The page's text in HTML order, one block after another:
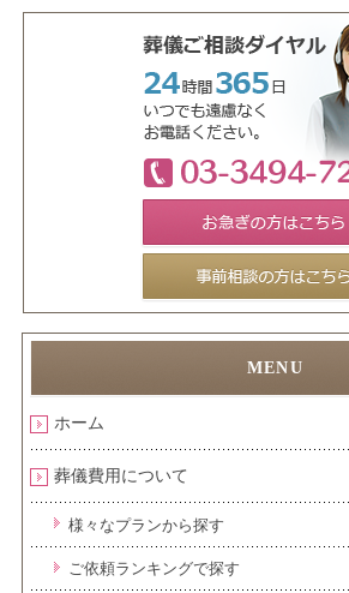
ホーム
葬儀費用について
様々なプランから探す
ご依頼ランキングで探す